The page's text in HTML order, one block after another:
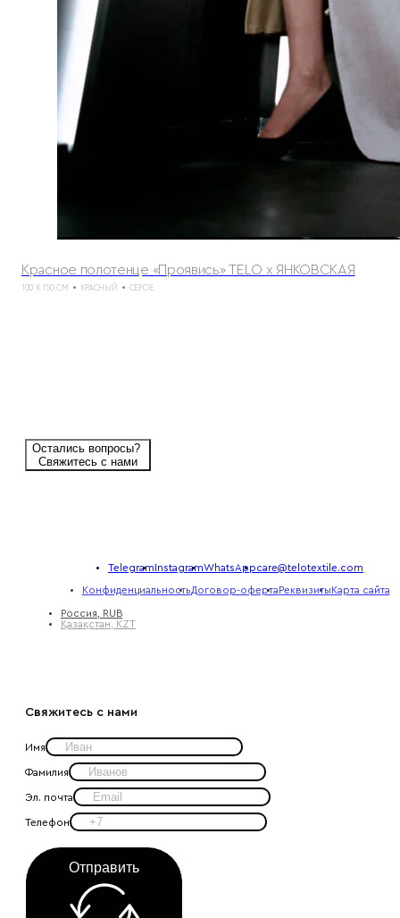
Красное полотенце «Проявись» TELO x ЯНКОВСКАЯ
100 X 150 СМ КРАСНЫЙ СЕРОЕ
Остались вопросы?
Свяжитесь с нами
Telegram InstagramWhatsAppcare@telotextile.com
КонфиденциальностьДоговор-оферта Реквизиты Карта сайта
Россия, RUB
Қазақстан, KZT
Свяжитесь с нами
Имя
Фамилия
Эл. почта
Телефон
Отправить